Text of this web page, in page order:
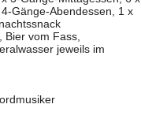
inklusive
Gänge-Abendessen, 1 x
vom Fass,
jeweils im